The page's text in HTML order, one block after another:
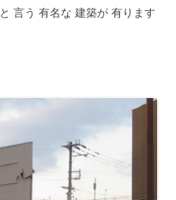
と 言う 有名な 建築が 有ります